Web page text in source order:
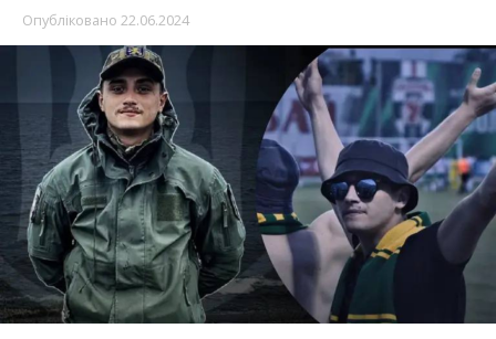
Опубліковано 22.06.2024